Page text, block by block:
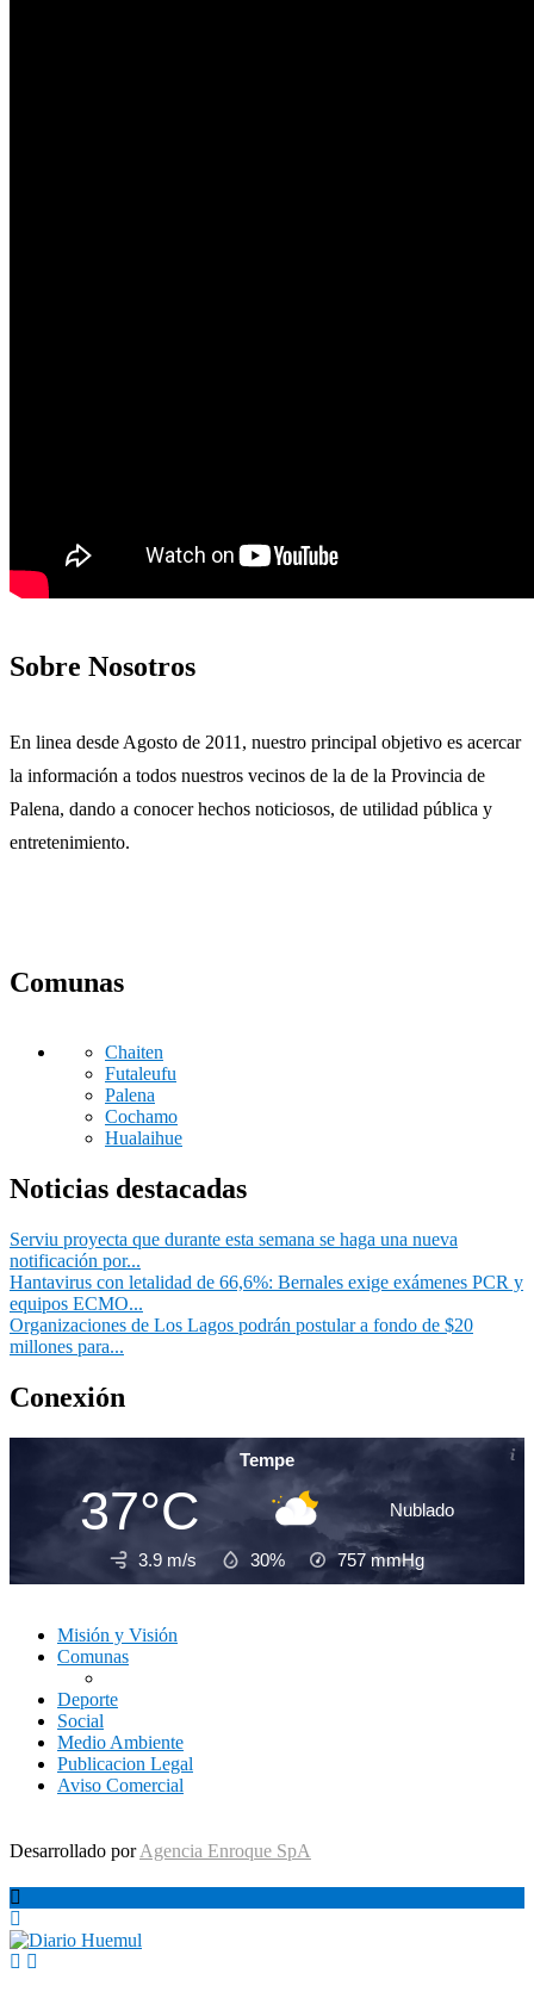
Sobre Nosotros
En linea desde Agosto de 2011, nuestro principal objetivo es acercar
la información a todos nuestros vecinos de la de la Provincia de
Palena, dando a conocer hechos noticiosos, de utilidad pública y
entretenimiento.
Comunas
Chaiten
Futaleufu
Palena
Cochamo
Hualaihue
Noticias destacadas
Serviu proyecta que durante esta semana se haga una nueva
notificación por...
Hantavirus con letalidad de 66,6%: Bernales exige exámenes PCR y
equipos ECMO...
Organizaciones de Los Lagos podrán postular a fondo de $20
millones para...
Conexión
Tempe
37°C Nublado
3.9 m/s 30% 757mmHg
Misión y Visión
Comunas
Deporte
Social
Medio Ambiente
Publicacion Legal
Aviso Comercial
Desarrollado por Agencia Enroque SpA